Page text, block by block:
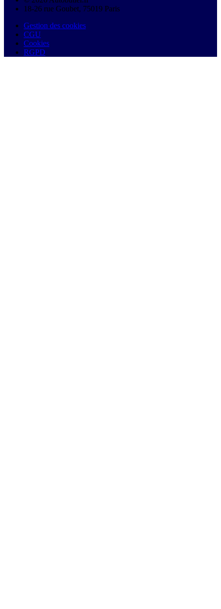
18-26 rue Goubet, 75019 Paris
Gestion des cookies
CGU
Cookies
RGPD